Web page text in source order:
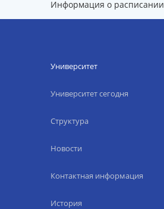
Информация о расписании
Университет
Университет сегодня
Структура
Новости
Контактная информация
История